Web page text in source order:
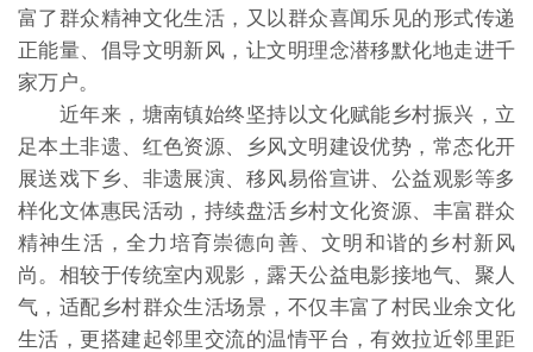
富了群众精神文化生活，又以群众喜闻乐见的形式传递
正能量、倡导文明新风，让文明理念潜移默化地走进千
家万户。
近年来，塘南镇始终坚持以文化赋能乡村振兴，立
足本土非遗、红色资源、乡风文明建设优势，常态化开
展送戏下乡、非遗展演、移风易俗宣讲、公益观影等多
样化文体惠民活动，持续盘活乡村文化资源、丰富群众
精神生活，全力培育崇德向善、文明和谐的乡村新风
尚。相较于传统室内观影，露天公益电影接地气、聚人
气，适配乡村群众生活场景，不仅丰富了村民业余文化
生活，更搭建起邻里交流的温情平台，有效拉近邻里距